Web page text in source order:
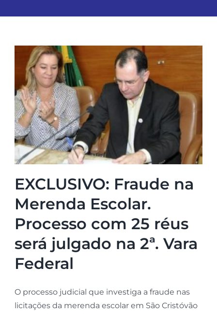
EXCLUSIVO: Fraude na
Merenda Escolar.
Processo com 25 réus
será julgado na 2ª. Vara
Federal
O processo judicial que investiga a fraude nas
licitações da merenda escolar em São Cristóvão